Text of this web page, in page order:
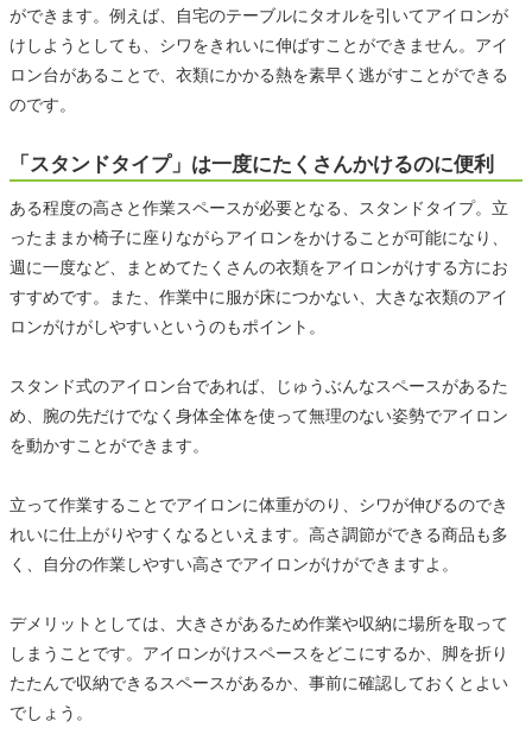
ができます。例えば、自宅のテーブルにタオルを引いてアイロンが
けしようとしても、シワをきれいに伸ばすことができません。アイ
ロン台があることで、衣類にかかる熱を素早く逃がすことができる
のです。
「スタンドタイプ」は一度にたくさんかけるのに便利
ある程度の高さと作業スペースが必要となる、スタンドタイプ。立
ったままか椅子に座りながらアイロンをかけることが可能になり、
週に一度など、まとめてたくさんの衣類をアイロンがけする方にお
すすめです。また、作業中に服が床につかない、大きな衣類のアイ
ロンがけがしやすいというのもポイント。
スタンド式のアイロン台であれば、じゅうぶんなスペースがあるた
め、腕の先だけでなく身体全体を使って無理のない姿勢でアイロン
を動かすことができます。
立って作業することでアイロンに体重がのり、シワが伸びるのでき
れいに仕上がりやすくなるといえます。高さ調節ができる商品も多
く、自分の作業しやすい高さでアイロンがけができますよ。
デメリットとしては、大きさがあるため作業や収納に場所を取って
しまうことです。アイロンがけスペースをどこにするか、脚を折り
たたんで収納できるスペースがあるか、事前に確認しておくとよい
でしょう。